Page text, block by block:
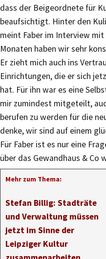
dass der Beigeordnete für
beaufsichtigt. Hinter den
meint Faber im Interview
Monaten haben wir sehr
Er zieht mich auch ins
Einrichtungen, die er sich
hat. Für ihn war es eine
mir zumindest mitgeteilt,
berufen zu werden für die
denke, wir sind auf einem
Für Faber ist es nur eine
über das Gewandhaus & Co
Mehr zum Thema:
Stefan Billig: Stadträte
und Verwaltung müssen
jetzt im Sinne der
Leipziger Kultur